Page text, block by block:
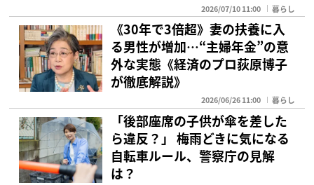
2026/07/10 11:00 暮らし
《30年で3倍超》妻の扶養に入
る男性が増加…“主婦年金”の意
外な実態《経済のプロ荻原博子
が徹底解説》
2026/06/26 11:00 暮らし
「後部座席の子供が傘を差した
ら違反？」 梅雨どきに気になる
自転車ルール、警察庁の見解
は？